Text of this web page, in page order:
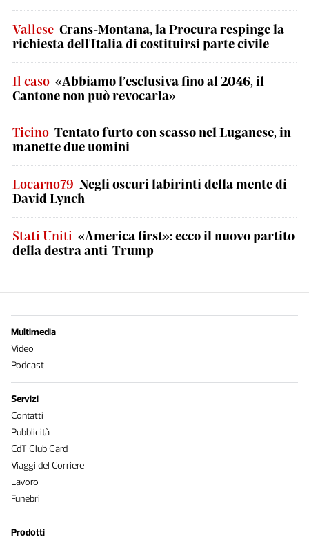
Vallese Crans-Montana, la Procura respinge la
richiesta dell'Italia di costituirsi parte civile
Il caso «Abbiamo l’esclusiva fino al 2046, il
Cantone non può revocarla»
Ticino Tentato furto con scasso nel Luganese, in
manette due uomini
Locarno79 Negli oscuri labirinti della mente di
David Lynch
Stati Uniti «America first»: ecco il nuovo partito
della destra anti-Trump
Multimedia
Video
Podcast
Servizi
Contatti
Pubblicità
CdT Club Card
Viaggi del Corriere
Lavoro
Funebri
Prodotti